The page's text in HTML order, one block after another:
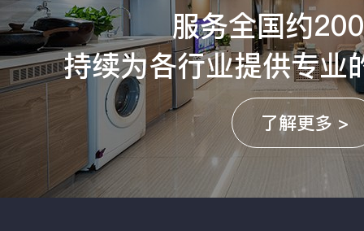
服务全国约
持续为各行业提供专业
了解更多 >